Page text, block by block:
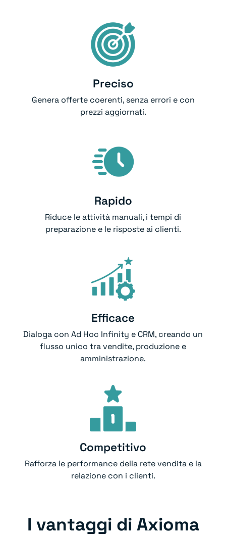
Preciso
Genera offerte coerenti, senza errori e con
prezzi aggiornati.
Rapido
Riduce le attività manuali, i tempi di
preparazione e le risposte ai clienti.
Efficace
Dialoga con Ad Hoc Infinity e CRM, creando un
flusso unico tra vendite, produzione e
amministrazione.
Competitivo
Rafforza le performance della rete vendita e la
relazione con i clienti.
I vantaggi di Axioma